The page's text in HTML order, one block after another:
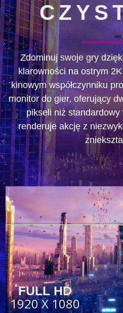
Zdominuj swoje gry
klarowności na ostrym
kinowym współczynniku
monitor do gier, oferujący
pikseli niż
renderuje akcję z
FULL HD
1920 X 1080